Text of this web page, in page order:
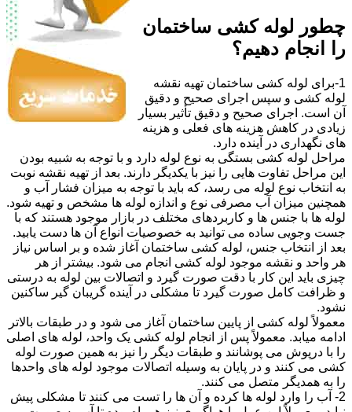
چطور لوله کشی ساختمان
را انجام دهیم؟
1-برای لوله کشی ساختمان تهیه نقشه
لوله کشی و سپس اجرای صحیح و دقیق
آن است. اجرای صحیح و دقیق تأثیر بسیار
زیادی در کاهش هزینه های فعلی و هزینه
های نگهداری در آینده دارد.
مراحل لوله کشی بستگی به نوع لوله دارد و با توجه به شبیه بودن
این مراحل تفاوت هایی را نیز با یکدیگر دارند. بعد از تهیه نقشه نوبت
به انتخاب نوع لوله می رسد، که باید با توجه به میزان فشار آب و
همچنین میزان آب مصرفی نوع و اندازه لوله ها مشخص و تهیه شود.
لوله ها با جنس ها و کاربردهای مختلف در بازار موجود هستند که با
جست وجویی ساده می توانید به خصوصیات انواع آن ها دست یابید.
بعد از انتخاب جنس، لوله کشی ساختمان آغاز شده و بر اساس نیاز
هر واحد و نقشه موجود لوله کشی انجام می شود. بیشتر از هر
چیزی باید این کار با دقت صورت گیرد و اتصالات بین لوله به درستی
و ظرافت کامل صورت گیرد تا مشکلی در آینده گریبان گیر ساکنین
نشود.
معمولاً لوله کشی از پایین ساختمان آغاز می شود و در طبقات بالاتر
ادامه میابد. معمولاً پس از انجام لوله کشی یک واحد، لوله های اصلی
را با درپوش می پوشانند و طبقات دیگر را نیز به همین صورت لوله
کشی می کنند و در پایان به وسیله اتصالات موجود لوله های واحدها
را به همدیگر متصل می کنند.
2- آب را وارد لوله ها کرده و آن ها را تست می کنند تا مشکلی پیش